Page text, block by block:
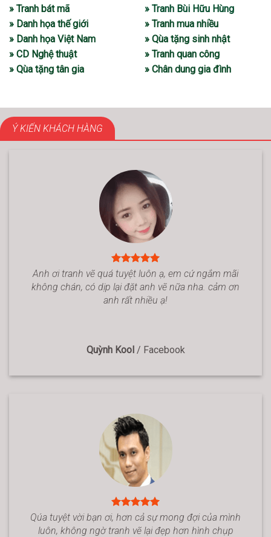
» Tranh bát mã
» Danh họa thế giới
» Danh họa Việt Nam
» CD Nghệ thuật
» Qùa tặng tân gia
» Tranh Bùi Hữu Hùng
» Tranh mua nhiều
» Qùa tặng sinh nhật
» Tranh quan công
» Chân dung gia đình
Ý KIẾN KHÁCH HÀNG
Anh ơi tranh vẽ quá tuyệt luôn ạ, em cứ ngắm mãi
không chán, có dịp lại đặt anh vẽ nữa nha. cảm ơn
anh rất nhiều ạ!
Quỳnh Kool / Facebook
Qúa tuyệt vời bạn ơi, hơn cả sự mong đợi của mình
luôn, không ngờ tranh vẽ lại đẹp hơn hình chụp